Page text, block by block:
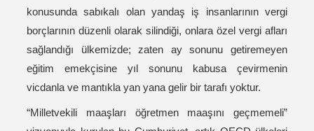
konusunda sabıkalı olan yandaş iş insanlarının vergi
borçlarının düzenli olarak silindiği, onlara özel vergi afları
sağlandığı ülkemizde; zaten ay sonunu getiremeyen
eğitim emekçisine yıl sonunu kabusa çevirmenin
vicdanla ve mantıkla yan yana gelir bir tarafı yoktur.
“Milletvekili maaşları öğretmen maaşını geçmemeli”